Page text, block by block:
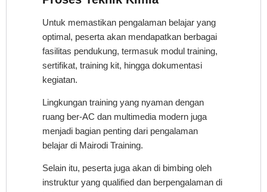
Untuk memastikan pengalaman belajar yang
optimal, peserta akan mendapatkan berbagai
fasilitas pendukung, termasuk modul training,
sertifikat, training kit, hingga dokumentasi
kegiatan.
Lingkungan training yang nyaman dengan
ruang ber-AC dan multimedia modern juga
menjadi bagian penting dari pengalaman
belajar di Mairodi Training.
Selain itu, peserta juga akan di bimbing oleh
instruktur yang qualified dan berpengalaman di